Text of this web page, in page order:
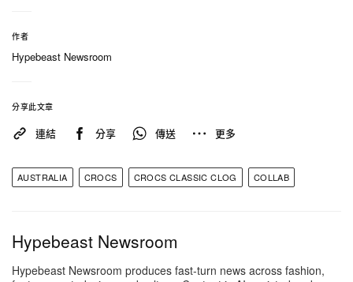
作者
Hypebeast Newsroom
分享此文章
連結 分享 傳送 更多
AUSTRALIA CROCS CROCS CLASSIC CLOG COLLAB
Hypebeast Newsroom
Hypebeast Newsroom produces fast-turn news across fashion,